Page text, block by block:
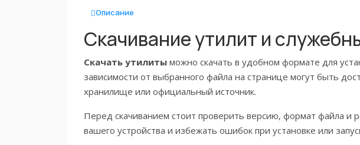
Описание
Скачивание утилит и
Скачать утилиты можно скачать в удобном формате для
зависимости от выбранного файла на странице могут быть
хранилище или официальный источник.
Перед скачиванием стоит проверить версию, формат файла и
вашего устройства и избежать ошибок при установке или